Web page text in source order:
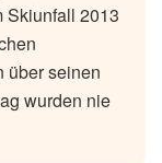
Skiunfall 2013
über seinen
wurden nie